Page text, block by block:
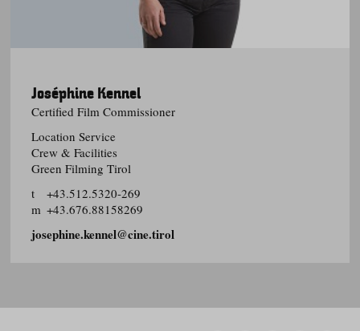
Joséphine Kennel
Certified Film Commissioner
Location Service
Crew & Facilities
Green Filming Tirol
t
+43.512.5320-269
m +43.676.88158269
josephine.kennel@cine.tirol